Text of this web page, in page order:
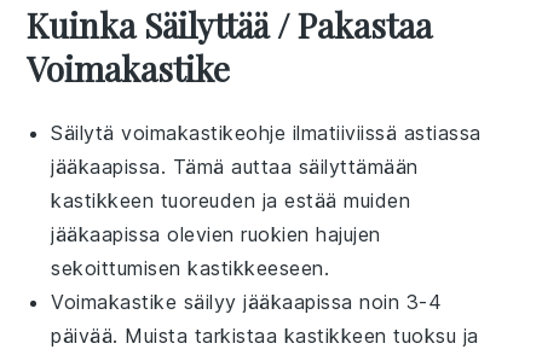
Kuinka Säilyttää / Pakastaa
Voimakastike
Säilytävoimakastikeohje ilmatiiviissä astiassa
jääkaapissa. Tämä auttaa säilyttämään
kastikkeen tuoreuden ja estää muiden
jääkaapissa olevien ruokien hajujen
sekoittumisen kastikkeeseen.
Voimakastike säilyy jääkaapissa noin 3-4
päivää. Muista tarkistaa kastikkeen tuoksu ja